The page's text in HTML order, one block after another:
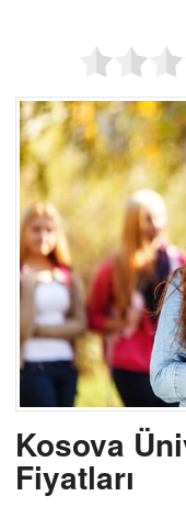
Kosova
Fiyatları